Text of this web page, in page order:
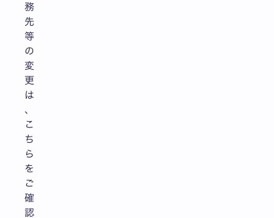
務
先
等
の
変
更
は
、
こ
ち
ら
を
ご
確
認